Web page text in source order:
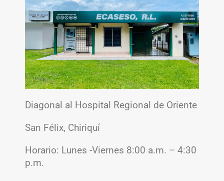
Diagonal al Hospital Regional de Oriente
San Félix, Chiriquí
Horario: Lunes -Viernes 8:00 a.m. – 4:30
p.m.